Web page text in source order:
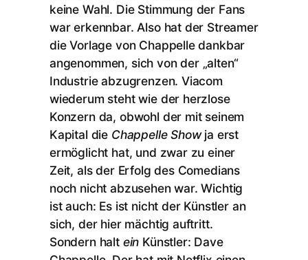
keine Wahl. Die Stimmung der Fans
war erkennbar. Also hat der Streamer
die Vorlage von Chappelle dankbar
angenommen, sich von der „alten“
Industrie abzugrenzen. Viacom
wiederum steht wie der herzlose
Konzern da, obwohl der mit seinem
Kapital die Chappelle Showja erst
ermöglicht hat, und zwar zu einer
Zeit, als der Erfolg des Comedians
noch nicht abzusehen war. Wichtig
ist auch: Es ist nicht der Künstler an
sich, der hier mächtig auftritt.
Sondern halt ein Künstler: Dave